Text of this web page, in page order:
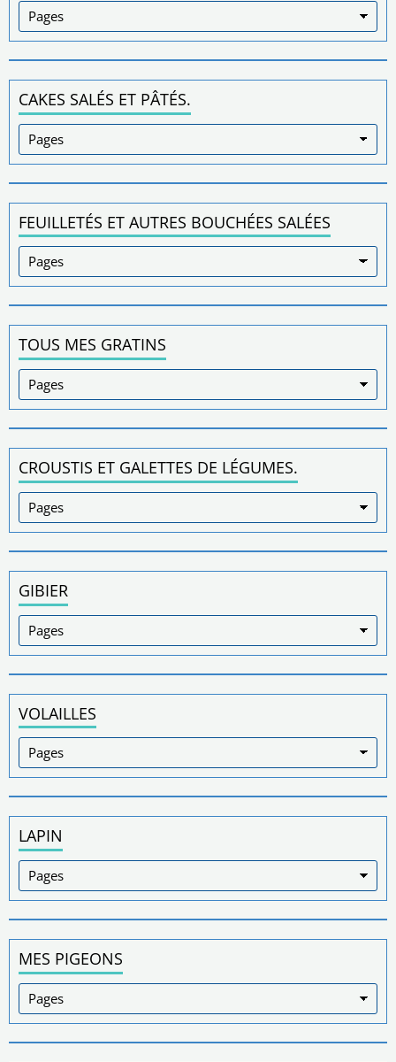
CAKES SALÉS ET PÂTÉS.
FEUILLETÉS ET AUTRES BOUCHÉES SALÉES
TOUS MES GRATINS
CROUSTIS ET GALETTES DE LÉGUMES.
GIBIER
VOLAILLES
LAPIN
MES PIGEONS